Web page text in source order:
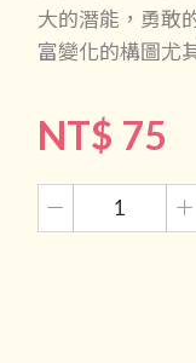
大的潛能，勇敢
富變化的構圖尤
NT$ 75